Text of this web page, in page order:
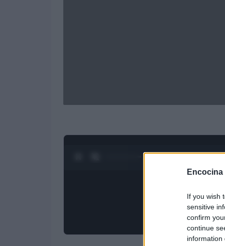
Encocina
If you wish
sensitive
confirm
continue
information